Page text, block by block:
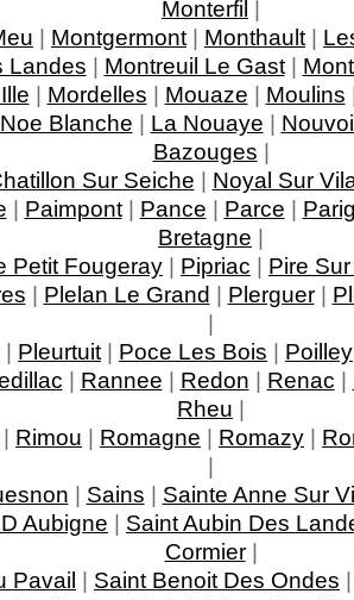
Monterfil |
| Montgermont | Monthault |
Landes | Montreuil Le Gast|
| Mordelles | Mouaze | Moulins
Blanche | La Nouaye |
Bazouges |
Sur Seiche | Noyal Sur
| Paimpont| Pance | Parce |
Bretagne |
Petit Fougeray | Pipriac | Pire
| Plelan Le Grand | Plerguer|
|
| Pleurtuit | Poce Les Bois | Poilley
| Rannee | Redon | Renac |
Rheu |
| Rimou | Romagne | Romazy |
|
| Sains | Sainte Anne Sur
Aubigne | Saint Aubin Des
Cormier|
Pavail | Saint Benoit Des Ondes